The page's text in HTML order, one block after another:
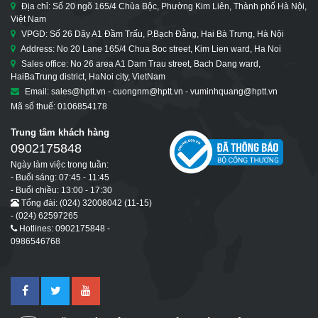
Địa chỉ: Số 20 ngõ 165/4 Chùa Bộc, Phường Kim Liên, Thành phố Hà Nội,
Việt Nam
VPGD: Số 26 Dãy A1 Đầm Trấu, P.Bạch Đằng, Hai Bà Trưng, Hà Nội
Address: No 20 Lane 165/4 Chua Boc street, Kim Lien ward, Ha Noi
Sales office: No 26 area A1 Dam Trau street, Bach Dang ward,
HaiBaTrung district, HaNoi city, VietNam
Email: sales@hptt.vn - cuongnm@hptt.vn - vuminhquang@hptt.vn
Mã số thuế: 0106854178
Trung tâm khách hàng
0902175848
Ngày làm việc trong tuần:
- Buổi sáng: 07:45 - 11:45
- Buổi chiều: 13:00 - 17:30
Tổng đài: (024) 32008042 (11-15)
- (024) 62597265
Hotlines: 0902175848 -
0986546768